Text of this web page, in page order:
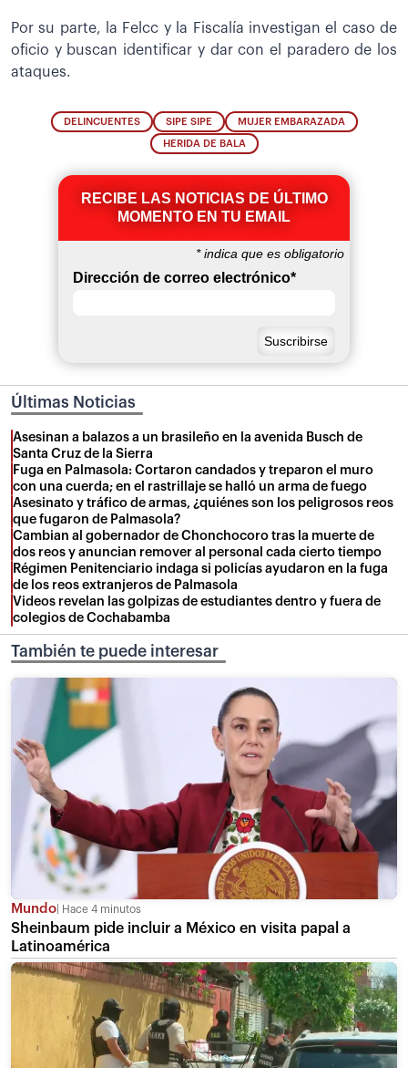
Por su parte, la Felcc y la Fiscalía investigan el caso de
oficio y buscan identificar y dar con el paradero de los
ataques.
DELINCUENTES SIPE SIPE MUJER EMBARAZADA
HERIDA DE BALA
RECIBE LAS NOTICIAS DE ÚLTIMO
MOMENTO EN TU EMAIL
*indica que es obligatorio
Dirección de correo electrónico*
Últimas Noticias
Asesinan a balazos a un brasileño en la avenida Busch de
Santa Cruz de la Sierra
Fuga en Palmasola: Cortaron candados y treparon el muro
con una cuerda; en el rastrillaje se halló un arma de fuego
Asesinato y tráfico de armas, ¿quiénes son los peligrosos reos
que fugaron de Palmasola?
Cambian al gobernador de Chonchocoro tras la muerte de
dos reos y anuncian remover al personal cada cierto tiempo
Régimen Penitenciario indaga si policías ayudaron en la fuga
de los reos extranjeros de Palmasola
Videos revelan las golpizas de estudiantes dentro y fuera de
colegios de Cochabamba
También te puede interesar
Mundo Hace 4 minutos
Sheinbaum pide incluir a México en visita papal a
Latinoamérica